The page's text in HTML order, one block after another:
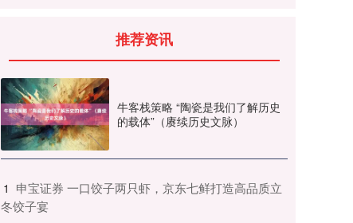
推荐资讯
牛客栈策略 “陶瓷是我们了解历史
的载体”（赓续历史文脉）
1 ​申宝证券 一口饺子两只虾，京东七鲜打造高品质立
冬饺子宴